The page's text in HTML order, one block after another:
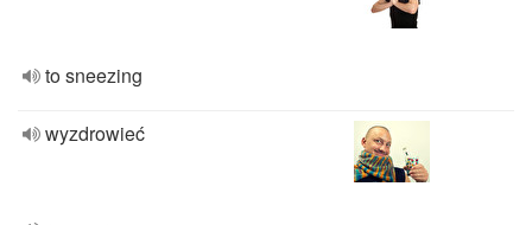
to sneezing
wyzdrowieć